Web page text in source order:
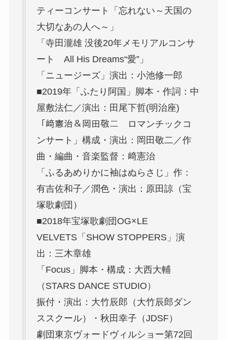
ティーコンサート「忘れない～天国の
大切なあの人へ～」
「寺田瀧雄 没後20年メモリアルコンサ
ート All His Dreams“愛”」
「ニュージーズ」演出：小池修一郎
■2019年「ふたり阿国」脚本・作詞：中
屋敷法仁／演出：田尾下哲(明治座)
「﨑憲治＆岡田敬二 ロマンチックコ
ンサート」構成・演出：岡田敬二／作
曲・編曲・音楽監督：﨑憲治
「ふるあめりかに袖はぬらさじ」作：
有吉佐和子／潤色・演出：原田諒（宝
塚歌劇団）
■2018年宝塚歌劇団OG×LE
VELVETS「SHOW STOPPERS」演
出：三木章雄
「Focus」脚本・構成：大西大輔
（STARS DANCE STUDIO）
振付・演出：大竹辰郎（大竹辰郎ダン
ススクール）​・秋田幸子（JDSF）
劇団東京ヴォードヴィルショー第72回